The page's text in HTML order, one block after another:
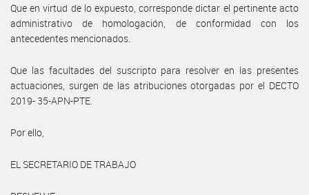
Que en virtud de lo expuesto, corresponde dictar el pertinente acto
administrativo de homologación, de conformidad con los
antecedentes mencionados.
Que las facultades del suscripto para resolver en las presentes
actuaciones, surgen de las atribuciones otorgadas por el DECTO
2019- 35-APN-PTE.
Por ello,
EL SECRETARIO DE TRABAJO